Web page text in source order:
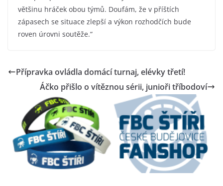
většinu hráček obou týmů. Doufám, že v příštích
zápasech se situace zlepší a výkon rozhodčích bude
roven úrovni soutěže.“
Přípravka ovládla domácí turnaj, elévky třetí!
Áčko přišlo o vítěznou sérii, junioři tříbodoví